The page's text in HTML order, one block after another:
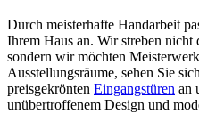
Durch meisterhafte Handarbeit
Ihrem Haus an. Wir streben nicht
sondern wir möchten
Ausstellungsräume, sehen Sie
preisgekrönten Eingangstüren an
unübertroffenem Design und